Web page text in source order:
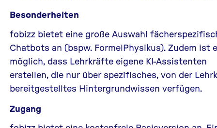
Besonderheiten
fobizz bietet eine große Auswahl
Chatbots an (bspw. FormelPhysikus). Zudem ist
möglich, dass Lehrkräfte eigene KI-Assistenten
erstellen, die nur über spezifisches, von der
bereitgestelltes Hintergrundwissen verfügen.
Zugang